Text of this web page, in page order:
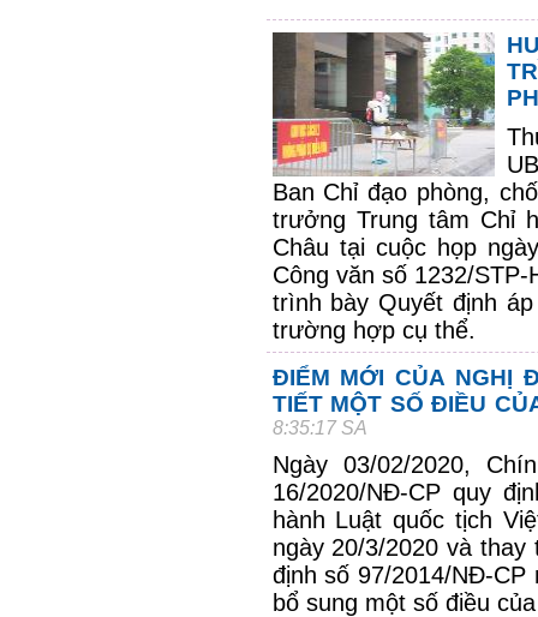
Ban Chỉ đạo phòng,
trưởng Trung tâm Chỉ
Châu tại cuộc họp
Công văn số 1232/
trình bày Quyết định
trường hợp cụ thể.
ĐIỂM MỚI CỦA NGHỊ
TIẾT MỘT SỐ ĐIỀU
8:35:17 SA
Ngày 03/02/2020,
16/2020/NĐ-CP quy
hành Luật quốc tịch
ngày 20/3/2020 và
định số 97/2014/NĐ-
bổ sung một số điều